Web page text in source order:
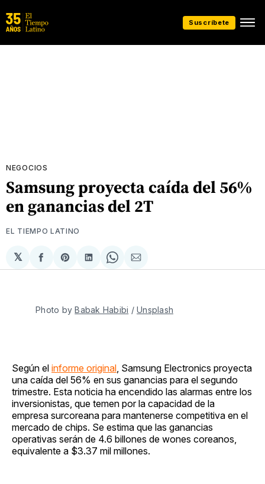
Suscríbete
NEGOCIOS
Samsung proyecta caída del 56%
en ganancias del 2T
EL TIEMPO LATINO
𝕏
Compartir
en
Share
on
Compartir
en
Share
on
Compartir
via
Photo by Babak Habibi / Unsplash
Según el informe original , Samsung Electronics proyecta
una caída del 56% en sus ganancias para el segundo
trimestre. Esta noticia ha encendido las alarmas entre los
inversionistas, que temen por la capacidad de la
empresa surcoreana para mantenerse competitiva en el
mercado de chips. Se estima que las ganancias
operativas serán de 4.6 billones de wones coreanos,
equivalente a $3.37 mil millones.